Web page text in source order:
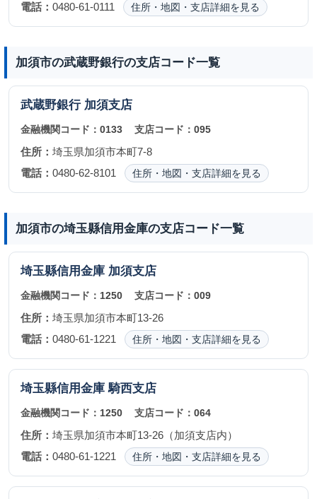
電話： 0480-61-0111 住所・地図・支店詳細を見る
加須市の武蔵野銀行の支店コード一覧
武蔵野銀行 加須支店
金融機関コード： 0133 支店コード：095
住所： 埼玉県加須市本町7-8
電話： 0480-62-8101 住所・地図・支店詳細を見る
加須市の埼玉縣信用金庫の支店コード一覧
埼玉縣信用金庫 加須支店
金融機関コード： 1250 支店コード：009
住所： 埼玉県加須市本町13-26
電話： 0480-61-1221 住所・地図・支店詳細を見る
埼玉縣信用金庫 騎西支店
金融機関コード： 1250 支店コード：064
住所： 埼玉県加須市本町13-26（加須支店内）
電話： 0480-61-1221 住所・地図・支店詳細を見る